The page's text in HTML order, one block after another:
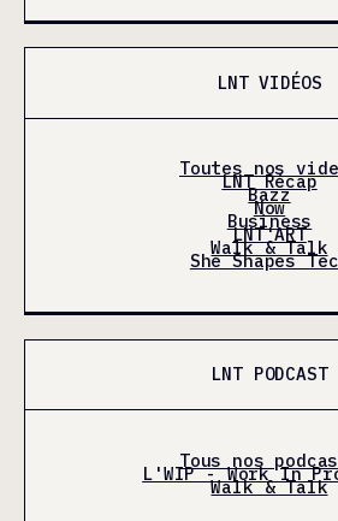
LNT VIDÉOS
Toutes nos
LNT Récap
Bazz
Now
Business
LNT'ART
Walk & Talk
She Shapes
LNT PODCAST
Tous nos
L'WIP - Work In
Walk & Talk